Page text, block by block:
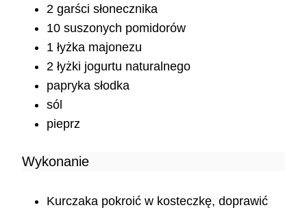
2 garści słonecznika
10 suszonych pomidorów
1 łyżka majonezu
2 łyżki jogurtu naturalnego
papryka słodka
sól
pieprz
Wykonanie
Kurczaka pokroić w kosteczkę, doprawić